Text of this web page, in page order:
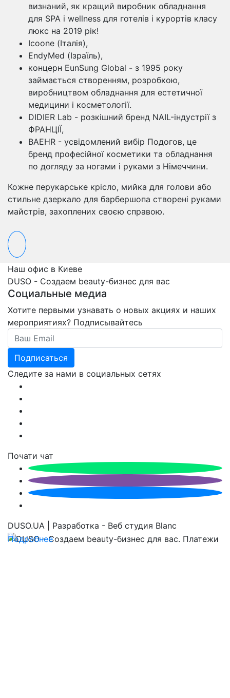
Подробнее
визнаний, як кращий виробник обладнання
для SPA і wellness для готелів і курортів класу
люкс на 2019 рік!
Icoone (Італія),
EndyMed (Ізраїль),
концерн EunSung Global - з 1995 року
займається створенням, розробкою,
виробництвом обладнання для естетичної
медицини і косметології.
DIDIER Lab - розкішний бренд NAIL-індустрії з
ФРАНЦІЇ,
BAEHR - усвідомлений вибір Подогов, це
бренд професійної косметики та обладнання
по догляду за ногами і руками з Німеччини.
Кожне перукарське крісло, мийка для голови або
стильне дзеркало для барбершопа створені руками
майстрів, захоплених своєю справою.
Наш офис в Киеве
DUSO - Создаем beauty-бизнес для вас
Социальные медиа
Хотите первыми узнавать о новых акциях и наших
мероприятиях? Подписывайтесь
Email
Подписаться
Следите за нами в социальных сетях
Почати чат
DUSO.UA | Разработка - Веб студия Blanc